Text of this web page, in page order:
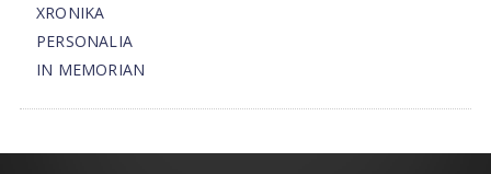
XRONIKA
PERSONALIA
IN MEMORIAN